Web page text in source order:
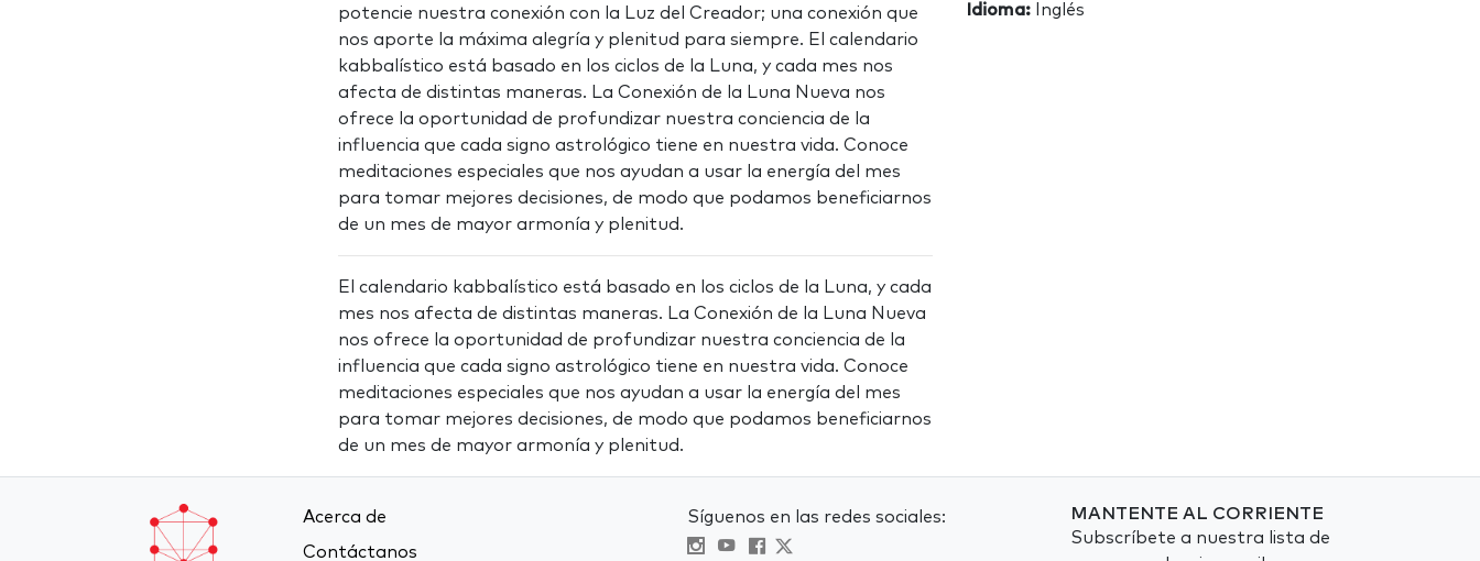
potencie nuestra conexión con la Luz del Creador; una conexión que
nos aporte la máxima alegría y plenitud para siempre. El calendario
kabbalístico está basado en los ciclos de la Luna, y cada mes nos
afecta de distintas maneras. La Conexión de la Luna Nueva nos
ofrece la oportunidad de profundizar nuestra conciencia de la
influencia que cada signo astrológico tiene en nuestra vida. Conoce
meditaciones especiales que nos ayudan a usar la energía del mes
para tomar mejores decisiones, de modo que podamos beneficiarnos
de un mes de mayor armonía y plenitud.
El calendario kabbalístico está basado en los ciclos de la Luna, y cada
mes nos afecta de distintas maneras. La Conexión de la Luna Nueva
nos ofrece la oportunidad de profundizar nuestra conciencia de la
influencia que cada signo astrológico tiene en nuestra vida. Conoce
meditaciones especiales que nos ayudan a usar la energía del mes
para tomar mejores decisiones, de modo que podamos beneficiarnos
de un mes de mayor armonía y plenitud.
Idioma: Inglés
Acerca de
Contáctanos
Síguenos en las redes sociales:
MANTENTE AL CORRIENTE
Subscríbete a nuestra lista de